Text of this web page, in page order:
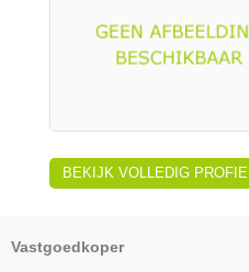
BEKIJK VOLLEDIG PROFIEL
Vastgoedkoper